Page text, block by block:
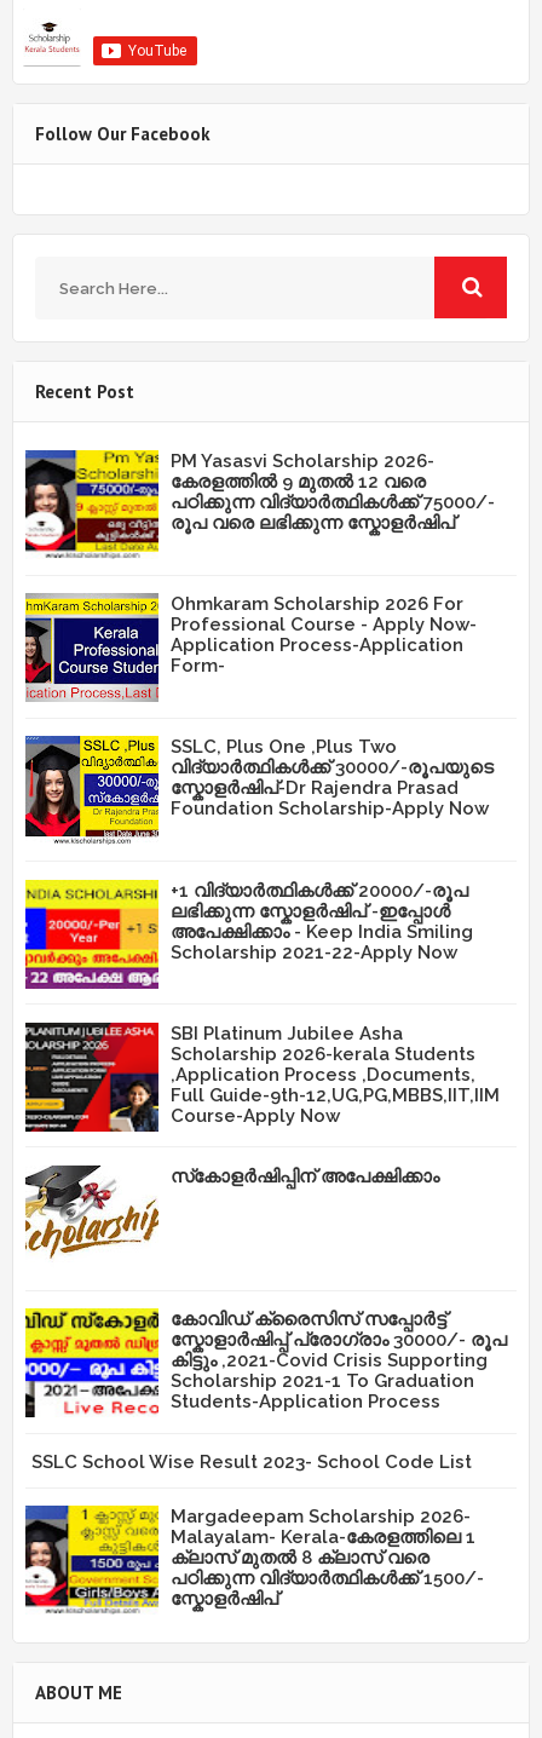
Follow Our Facebook
Recent Post
PM Yasasvi Scholarship 2026-
കേരളത്തിൽ 9 മുതൽ 12 വരെ
പഠിക്കുന്ന വിദ്യാർത്ഥികൾക്ക് 75000/-
രൂപ വരെ ലഭിക്കുന്ന സ്കോളർഷിപ്
Ohmkaram Scholarship 2026 For
Professional Course - Apply Now-
Application Process-Application
Form-
SSLC, Plus One ,Plus Two
വിദ്യാർത്ഥികൾക്ക് 30000/-രൂപയുടെ
സ്കോളർഷിപ്-Dr Rajendra Prasad
Foundation Scholarship-Apply Now
+1 വിദ്യാർത്ഥികൾക്ക് 20000/-രൂപ
ലഭിക്കുന്ന സ്കോളർഷിപ് -ഇപ്പോൾ
അപേക്ഷിക്കാം - Keep India Smiling
Scholarship 2021-22-Apply Now
SBI Platinum Jubilee Asha
Scholarship 2026-kerala Students
,Application Process ,Documents,
Full Guide-9th-12,UG,PG,MBBS,IIT,IIM
Course-Apply Now
സ്‌കോളർഷിപ്പിന് അപേക്ഷിക്കാം
കോവിഡ് ക്രൈസിസ് സപ്പോർട്ട്
സ്കോളാർഷിപ്പ് പ്രോഗ്രാം 30000/- രൂപ
കിട്ടും ,2021-Covid Crisis Supporting
Scholarship 2021-1 To Graduation
Students-Application Process
SSLC School Wise Result 2023- School Code List
Margadeepam Scholarship 2026-
Malayalam- Kerala-കേരളത്തിലെ 1
ക്ലാസ് മുതൽ 8 ക്ലാസ് വരെ
പഠിക്കുന്ന വിദ്യാർത്ഥികൾക്ക് 1500/-
സ്കോളർഷിപ്
ABOUT ME